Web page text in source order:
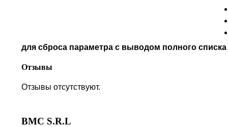
TVS
для сброса параметра с выводом полного
Отзывы
Отзывы отсутствуют.
BMC S.R.L